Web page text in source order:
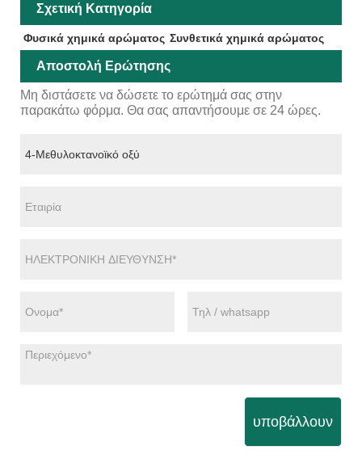
Σχετική Κατηγορία
Φυσικά χημικά αρώματος Συνθετικά χημικά αρώματος
Αποστολή Ερώτησης
Μη διστάσετε να δώσετε το ερώτημά σας στην
παρακάτω φόρμα. Θα σας απαντήσουμε σε 24 ώρες.
υποβάλλουν